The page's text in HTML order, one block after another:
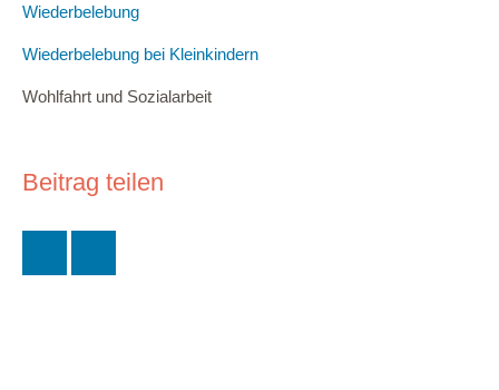
Wiederbelebung
Wiederbelebung bei Kleinkindern
Wohlfahrt und Sozialarbeit
Beitrag teilen